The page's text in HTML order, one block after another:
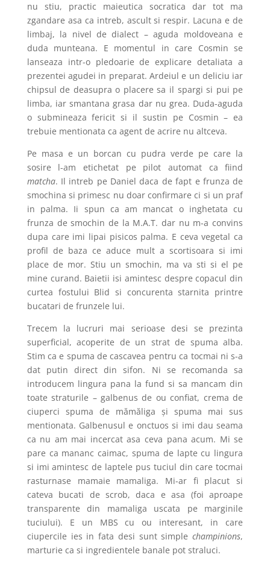
nu stiu, practic maieutica socratica dar tot ma
zgandare asa ca intreb, ascult si respir. Lacuna e de
limbaj, la nivel de dialect – aguda moldoveana e
duda munteana. E momentul in care Cosmin se
lanseaza intr-o pledoarie de explicare detaliata a
prezentei agudei in preparat. Ardeiul e un deliciu iar
chipsul de deasupra o placere sa il spargi si pui pe
limba, iar smantana grasa dar nu grea. Duda-aguda
o submineaza fericit si il sustin pe Cosmin – ea
trebuie mentionata ca agent de acrire nu altceva.
Pe masa e un borcan cu pudra verde pe care la
sosire l-am etichetat pe pilot automat ca fiind
matcha. Il intreb pe Daniel daca de fapt e frunza de
smochina si primesc nu doar confirmare ci si un praf
in palma. Ii spun ca am mancat o inghetata cu
frunza de smochin de la M.A.T. dar nu m-a convins
dupa care imi lipai pisicos palma. E ceva vegetal ca
profil de baza ce aduce mult a scortisoara si imi
place de mor. Stiu un smochin, ma va sti si el pe
mine curand. Baietii isi amintesc despre copacul din
curtea fostului Blid si concurenta starnita printre
bucatari de frunzele lui.
Trecem la lucruri mai serioase desi se prezinta
superficial, acoperite de un strat de spuma alba.
Stim ca e spuma de cascavea pentru ca tocmai ni s-a
dat putin direct din sifon. Ni se recomanda sa
introducem lingura pana la fund si sa mancam din
toate straturile – galbenus de ou confiat, crema de
ciuperci spuma de mămăliga și spuma mai sus
mentionata. Galbenusul e onctuos si imi dau seama
ca nu am mai incercat asa ceva pana acum. Mi se
pare ca mananc caimac, spuma de lapte cu lingura
si imi amintesc de laptele pus tuciul din care tocmai
rasturnase mamaie mamaliga. Mi-ar fi placut si
cateva bucati de scrob, daca e asa (foi aproape
transparente din mamaliga uscata pe marginile
tuciului). E un MBS cu ou interesant, in care
ciupercile ies in fata desi sunt simplechampinions,
marturie ca si ingredientele banale pot straluci.